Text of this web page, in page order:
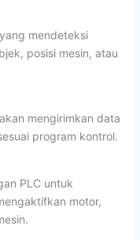
mendeteksi
posisi mesin, atau
mengirimkan data
program kontrol.
PLC untuk
motor,